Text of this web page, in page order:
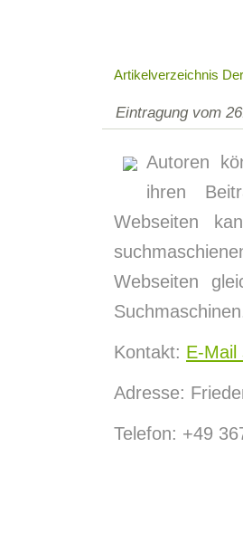
Artikelverzeichnis
Eintragung vom
Autoren
ihren
Webseiten
Webseiten
Kontakt: E-Mail
Adresse:
Telefon: +49